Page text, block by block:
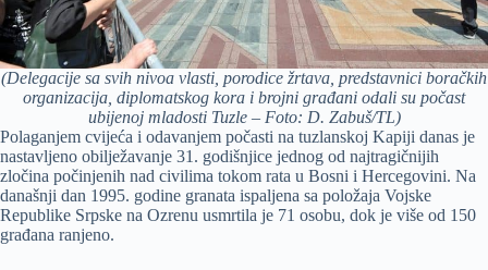
(Delegacije sa svih nivoa vlasti, porodice žrtava, predstavnici boračkih
organizacija, diplomatskog kora i brojni građani odali su počast
ubijenoj mladosti Tuzle – Foto: D. Zabuš/TL)
Polaganjem cvijeća i odavanjem počasti na tuzlanskoj Kapiji danas je
nastavljeno obilježavanje 31. godišnjice jednog od najtragičnijih
zločina počinjenih nad civilima tokom rata u Bosni i Hercegovini. Na
današnji dan 1995. godine granata ispaljena sa položaja Vojske
Republike Srpske na Ozrenu usmrtila je 71 osobu, dok je više od 150
građana ranjeno.